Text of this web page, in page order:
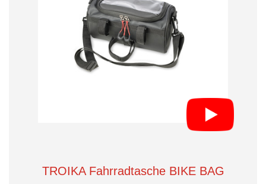
TROIKA Fahrradtasche BIKE BAG